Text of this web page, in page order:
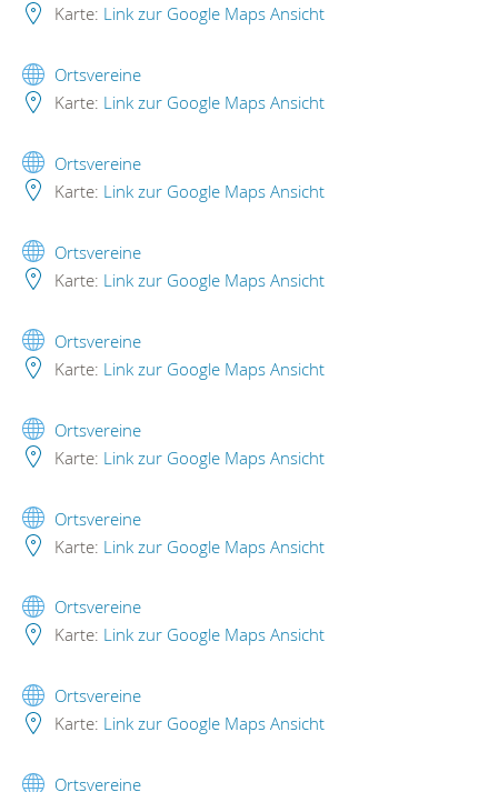
Karte: Link zur Google Maps Ansicht
Ortsvereine
Karte: Link zur Google Maps Ansicht
Ortsvereine
Karte: Link zur Google Maps Ansicht
Ortsvereine
Karte: Link zur Google Maps Ansicht
Ortsvereine
Karte: Link zur Google Maps Ansicht
Ortsvereine
Karte: Link zur Google Maps Ansicht
Ortsvereine
Karte: Link zur Google Maps Ansicht
Ortsvereine
Karte: Link zur Google Maps Ansicht
Ortsvereine
Karte: Link zur Google Maps Ansicht
Ortsvereine